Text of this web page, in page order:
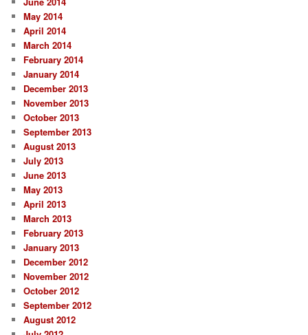
May 2014
April 2014
March 2014
February 2014
January 2014
December 2013
November 2013
October 2013
September 2013
August 2013
July 2013
June 2013
May 2013
April 2013
March 2013
February 2013
January 2013
December 2012
November 2012
October 2012
September 2012
August 2012